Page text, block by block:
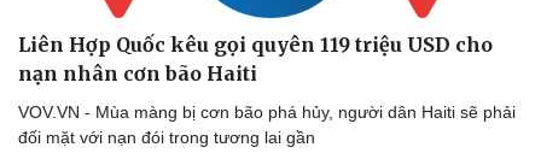
Thể thao
Ô tô - Xe máy
Liên Hợp Quốc kêu gọi quyên 119 triệu USD cho
nạn nhân cơn bão Haiti
VOV.VN - Mùa màng bị cơn bão phá hủy, người dân Haiti sẽ phải
đối mặt với nạn đói trong tương lai gần